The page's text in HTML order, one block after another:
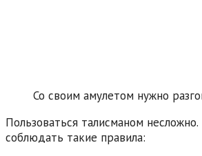
Со своим амулетом нужно
Пользоваться талисманом
соблюдать такие правила: